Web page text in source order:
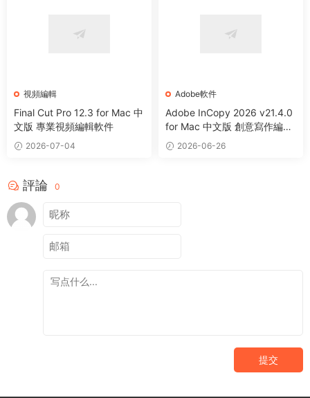
視頻編輯
Final Cut Pro 12.3 for Mac 中
文版 專業視頻編輯軟件
2026-07-04
Adobe軟件
Adobe InCopy 2026 v21.4.0
for Mac 中文版 創意寫作編輯
軟件2026-06-26
評論 0
提交